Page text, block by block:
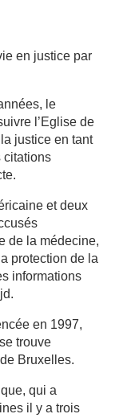
en justice par
le
l’Eglise de
justice en tant
citations
et deux
de la médecine,
protection de la
informations
en 1997,
trouve
Bruxelles.
qui a
il y a trois